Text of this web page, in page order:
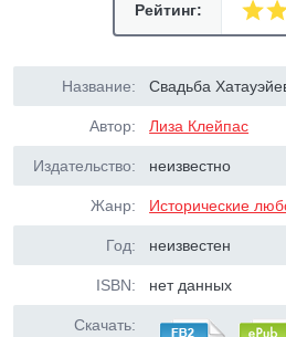
Рейтинг:
Название: Свадьба
Автор: Лиза Клейпас
Издательство: неизвестно
Жанр: Исторические
Год: неизвестен
ISBN: нет данных
Скачать: